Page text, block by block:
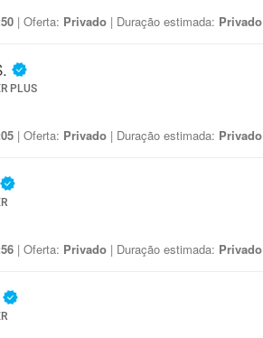
| Oferta: Privado | Duração estimada: Privado
PLUS
| Oferta: Privado | Duração estimada: Privado
| Oferta: Privado | Duração estimada: Privado